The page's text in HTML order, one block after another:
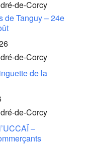
de-Corcy
de Tanguy – 24e
de-Corcy
de la
de-Corcy
–